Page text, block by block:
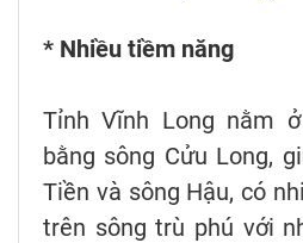
* Nhiều tiềm năng
Tỉnh Vĩnh Long nằm
bằng sông Cửu Long,
Tiền và sông Hậu, có
trên sông trù phú với